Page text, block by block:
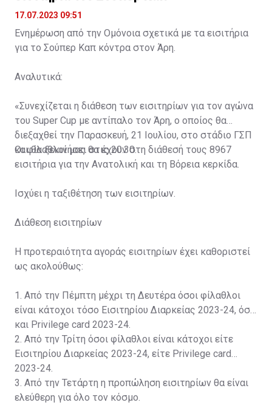
17.07.2023 09:51
Ενημέρωση από την Ομόνοια σχετικά με τα εισιτήρια
για το Σούπερ Καπ κόντρα στον Άρη.
Αναλυτικά:
«Συνεχίζεται η διάθεση των εισιτηρίων για τον αγώνα
του Super Cup με αντίπαλο τον Άρη, ο οποίος θα
διεξαχθεί την Παρασκευή, 21 Ιουλίου, στο στάδιο ΓΣΠ
και θα ξεκινήσει στις 20:30.
Οι φίλαθλοί μας θα έχουν στη διάθεσή τους 8967
εισιτήρια για την Ανατολική και τη Βόρεια κερκίδα.
Ισχύει η ταξιθέτηση των εισιτηρίων.
Διάθεση εισιτηρίων
Η προτεραιότητα αγοράς εισιτηρίων έχει καθοριστεί
ως ακολούθως:
1. Από την Πέμπτη μέχρι τη Δευτέρα όσοι φίλαθλοι
είναι κάτοχοι τόσο Εισιτηρίου Διαρκείας 2023-24, όσο
και Privilege card 2023-24.
2. Από την Τρίτη όσοι φίλαθλοι είναι κάτοχοι είτε
Εισιτηρίου Διαρκείας 2023-24, είτε Privilege card
2023-24.
3. Από την Τετάρτη η προπώληση εισιτηρίων θα είναι
ελεύθερη για όλο τον κόσμο.